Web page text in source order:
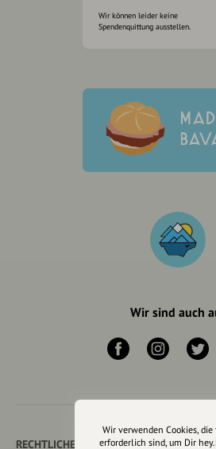
Wir können leider keine
Spendenquittung ausstellen.
Wir sind auch
RECHTLICHER HINWEIS UND
Wir verwenden Cookies, die
erforderlich sind, um Dir